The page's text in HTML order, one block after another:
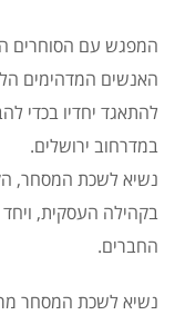
המפגש עם הסוחרים
האנשים המדהימים
להתאגד יחדיו בכדי
במדרחוב ירושלים.
נשיא לשכת המסחר,
בקהילה העסקית,
החברים.
נשיא לשכת המסחר מר